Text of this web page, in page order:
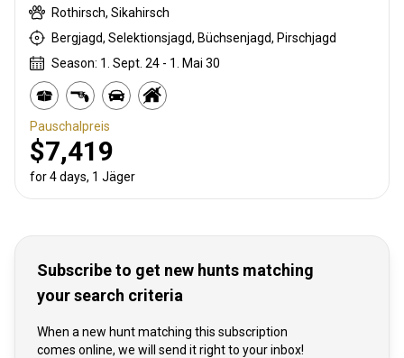
Rothirsch, Sikahirsch
Bergjagd, Selektionsjagd, Büchsenjagd, Pirschjagd
Season: 1. Sept. 24 - 1. Mai 30
Pauschalpreis
$7,419
for 4 days, 1 Jäger
Subscribe to get new hunts matching
your search criteria
When a new hunt matching this subscription
comes online, we will send it right to your inbox!